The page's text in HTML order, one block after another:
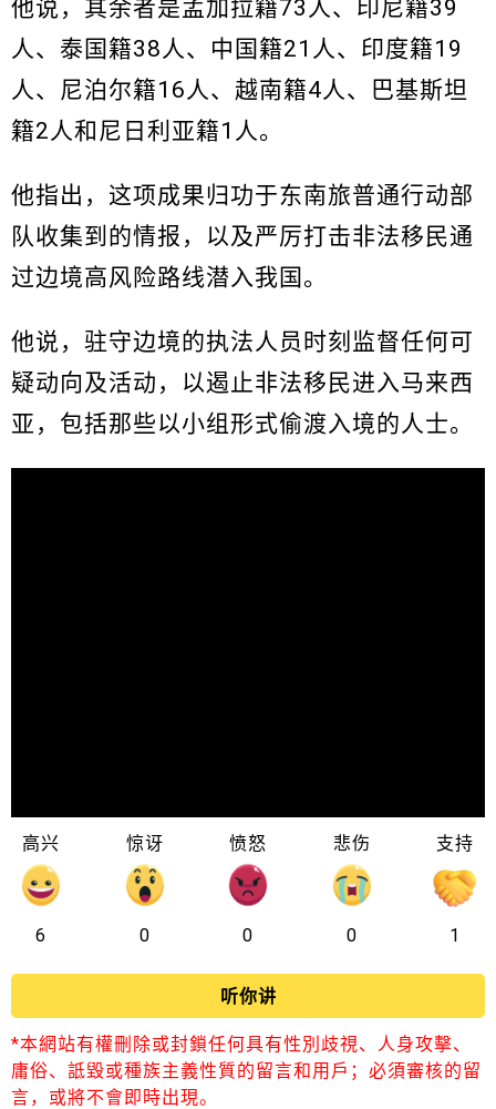
他说，其余者是孟加拉籍73人、印尼籍39
人、泰国籍38人、中国籍21人、印度籍19
人、尼泊尔籍16人、越南籍4人、巴基斯坦
籍2人和尼日利亚籍1人。
他指出，这项成果归功于东南旅普通行动部
队收集到的情报，以及严厉打击非法移民通
过边境高风险路线潜入我国。
他说，驻守边境的执法人员时刻监督任何可
疑动向及活动，以遏止非法移民进入马来西
亚，包括那些以小组形式偷渡入境的人士。
高兴
6
惊讶
0
愤怒
0
悲伤
0
支持
1
听你讲
*本網站有權刪除或封鎖任何具有性別歧視、人身攻擊、
庸俗、詆毀或種族主義性質的留言和用戶；必須審核的留
言，或將不會即時出現。